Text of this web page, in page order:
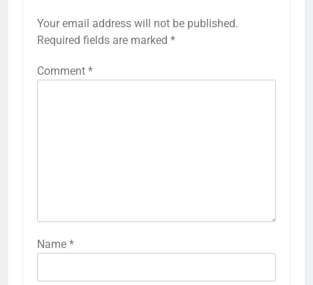
Your email address will not be published.
Required fields are marked *
Comment *
Name *